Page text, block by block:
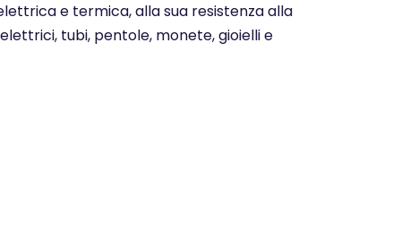
e termica, alla sua resistenza alla
tubi, pentole, monete, gioielli e